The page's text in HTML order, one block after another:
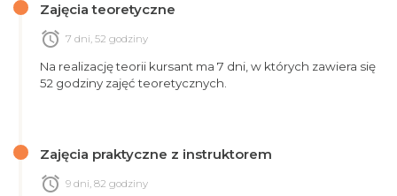
Zajęcia teoretyczne
alarm 7 dni, 52 godziny
Na realizację teorii kursant ma 7 dni, w których zawiera się
52 godziny zajęć teoretycznych.
Zajęcia praktyczne z instruktorem
alarm 9 dni, 82 godziny